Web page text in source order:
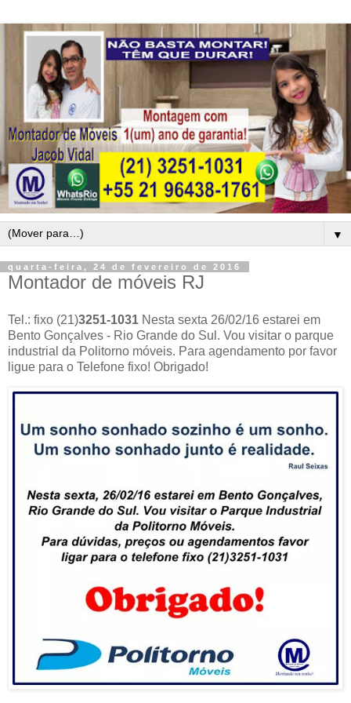
▼
quarta-feira, 24 de fevereiro de 2016
Montador de móveis RJ
Tel.: fixo (21)3251-1031 Nesta sexta 26/02/16 estarei em
Bento Gonçalves - Rio Grande do Sul. Vou visitar o parque
industrial da Politorno móveis. Para agendamento por favor
ligue para o Telefone fixo! Obrigado!